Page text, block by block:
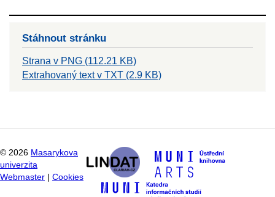
Stáhnout stránku
Strana v PNG (112.21 KB)
Extrahovaný text v TXT (2.9 KB)
© 2026 Masarykova
univerzita
Webmaster
Cookies